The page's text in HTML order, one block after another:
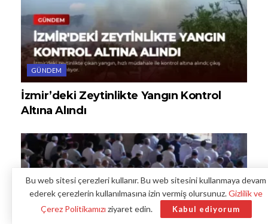
GÜNDEM
İzmir’deki Zeytinlikte Yangın Kontrol
Altına Alındı
Bu web sitesi çerezleri kullanır. Bu web sitesini kullanmaya devam
ederek çerezlerin kullanılmasına izin vermiş olursunuz.Gizlilik ve
Çerez Politikamızı ziyaret edin. Kabul ediyorum